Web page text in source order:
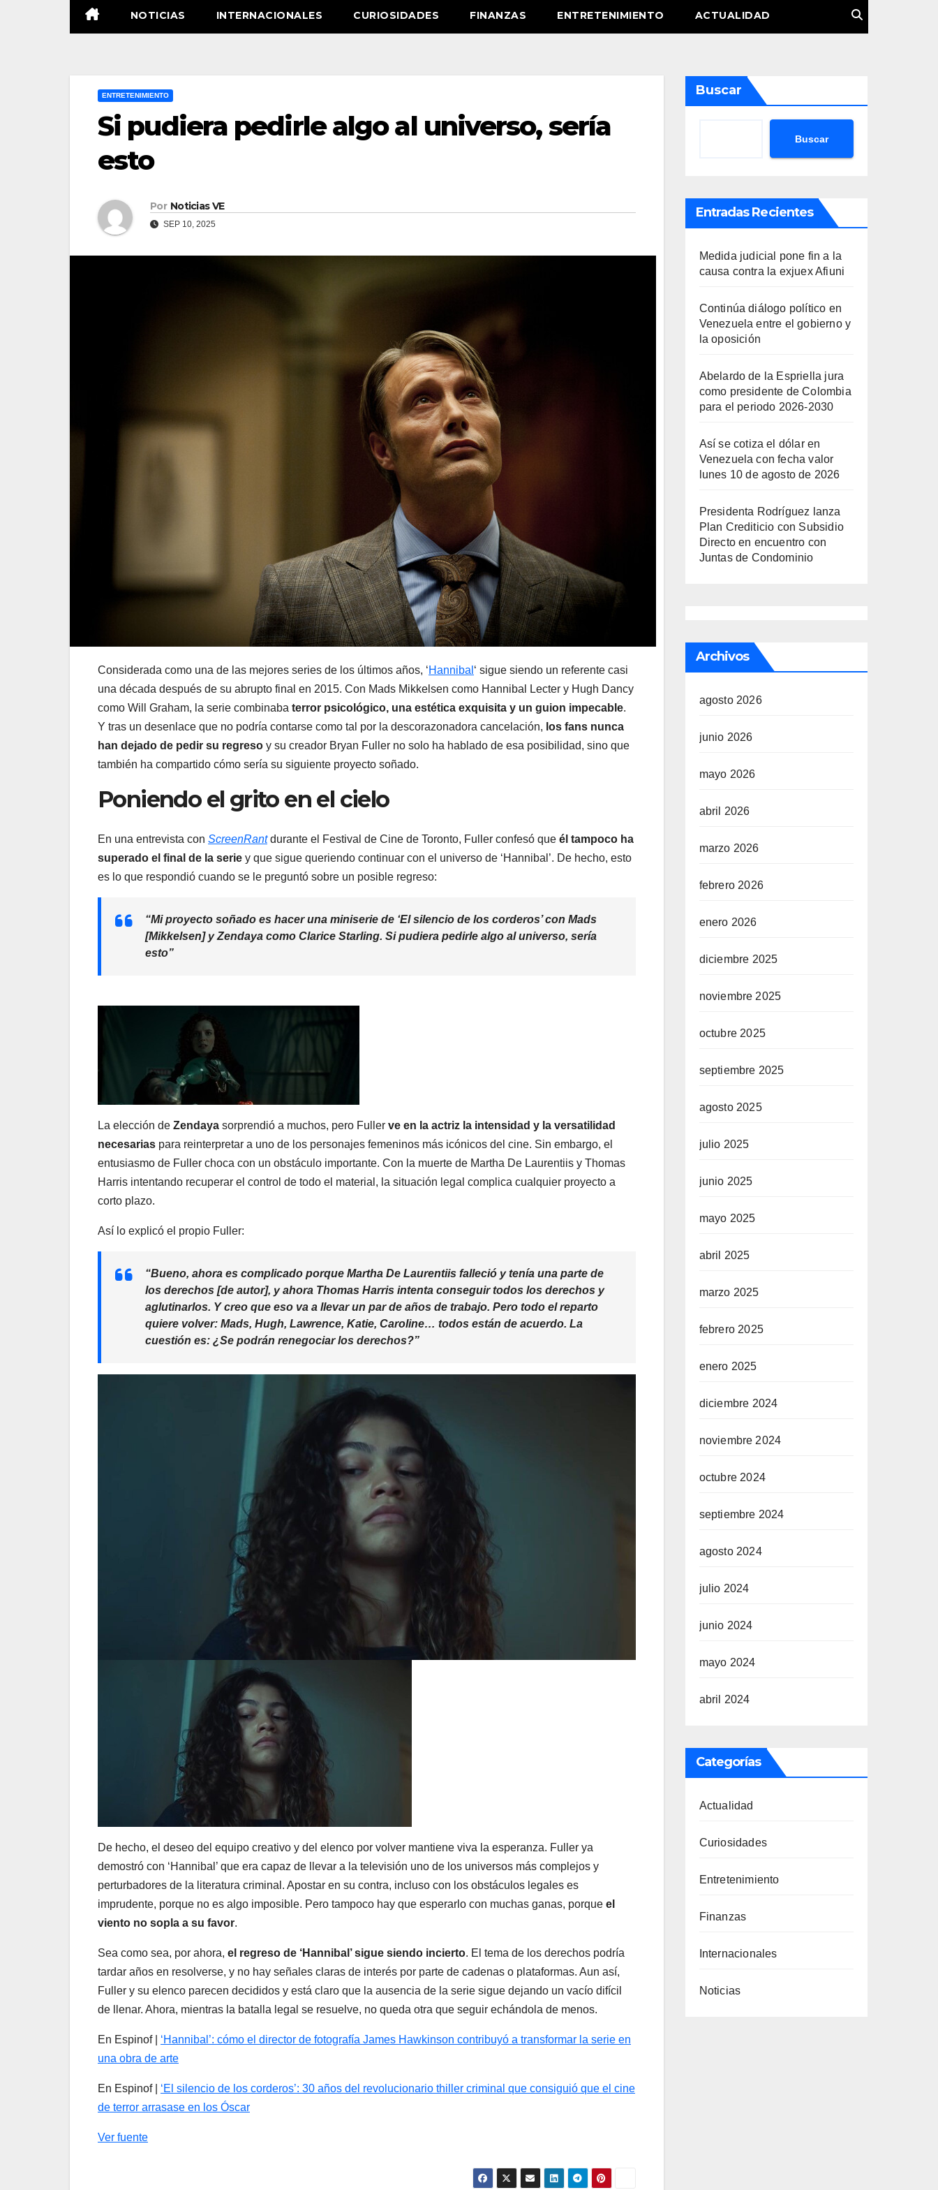
NOTICIAS INTERNACIONALES CURIOSIDADES FINANZAS ENTRETENIMIENTO ACTUALIDAD
ENTRETENIMIENTO
Si pudiera pedirle algo al universo, sería
esto
Por Noticias VE
SEP 10, 2025
Considerada como una de las mejores series de los últimos años, ‘Hannibal ‘ sigue siendo un referente casi
una década después de su abrupto final en 2015. Con Mads Mikkelsen como Hannibal Lecter y Hugh Dancy
como Will Graham, la serie combinaba terror psicológico, una estética exquisita y un guion impecable.
Y tras un desenlace que no podría contarse como tal por la descorazonadora cancelación, los fans nunca
han dejado de pedir su regreso y su creador Bryan Fuller no solo ha hablado de esa posibilidad, sino que
también ha compartido cómo sería su siguiente proyecto soñado.
Poniendo el grito en el cielo
En una entrevista con ScreenRantdurante el Festival de Cine de Toronto, Fuller confesó que él tampoco ha
superado el final de la serie y que sigue queriendo continuar con el universo de ‘Hannibal’. De hecho, esto
es lo que respondió cuando se le preguntó sobre un posible regreso:
“Mi proyecto soñado es hacer una miniserie de ‘El silencio de los corderos’con Mads
[Mikkelsen] y Zendaya como Clarice Starling. Si pudiera pedirle algo al universo, sería
esto”
La elección de Zendaya sorprendió a muchos, pero Fuller ve en la actriz la intensidad y la versatilidad
necesarias para reinterpretar a uno de los personajes femeninos más icónicos del cine. Sin embargo, el
entusiasmo de Fuller choca con un obstáculo importante. Con la muerte de Martha De Laurentiis y Thomas
Harris intentando recuperar el control de todo el material, la situación legal complica cualquier proyecto a
corto plazo.
Así lo explicó el propio Fuller:
“Bueno, ahora es complicado porque Martha De Laurentiis falleció y tenía una parte de
los derechos [de autor], y ahora Thomas Harris intenta conseguir todos los derechos y
aglutinarlos. Y creo que eso va a llevar un par de años de trabajo. Pero todo el reparto
quiere volver: Mads, Hugh, Lawrence, Katie, Caroline… todos están de acuerdo. La
cuestión es: ¿Se podrán renegociar los derechos?”
De hecho, el deseo del equipo creativo y del elenco por volver mantiene viva la esperanza. Fuller ya
demostró con ‘Hannibal’ que era capaz de llevar a la televisión uno de los universos más complejos y
perturbadores de la literatura criminal. Apostar en su contra, incluso con los obstáculos legales es
imprudente, porque no es algo imposible. Pero tampoco hay que esperarlo con muchas ganas, porque el
viento no sopla a su favor.
Sea como sea, por ahora, el regreso de ‘Hannibal’ sigue siendo incierto. El tema de los derechos podría
tardar años en resolverse, y no hay señales claras de interés por parte de cadenas o plataformas. Aun así,
Fuller y su elenco parecen decididos y está claro que la ausencia de la serie sigue dejando un vacío difícil
de llenar. Ahora, mientras la batalla legal se resuelve, no queda otra que seguir echándola de menos.
En Espinof | ‘Hannibal’: cómo el director de fotografía James Hawkinson contribuyó a transformar la serie en
una obra de arte
En Espinof | ‘El silencio de los corderos’: 30 años del revolucionario thiller criminal que consiguió que el cine
de terror arrasase en los Óscar
Ver fuente
Buscar
Buscar
Entradas Recientes
Medida judicial pone fin a la
causa contra la exjuex Afiuni
Continúa diálogo político en
Venezuela entre el gobierno y
la oposición
Abelardo de la Espriella jura
como presidente de Colombia
para el periodo 2026-2030
Así se cotiza el dólar en
Venezuela con fecha valor
lunes 10 de agosto de 2026
Presidenta Rodríguez lanza
Plan Crediticio con Subsidio
Directo en encuentro con
Juntas de Condominio
Archivos
agosto 2026
junio 2026
mayo 2026
abril 2026
marzo 2026
febrero 2026
enero 2026
diciembre 2025
noviembre 2025
octubre 2025
septiembre 2025
agosto 2025
julio 2025
junio 2025
mayo 2025
abril 2025
marzo 2025
febrero 2025
enero 2025
diciembre 2024
noviembre 2024
octubre 2024
septiembre 2024
agosto 2024
julio 2024
junio 2024
mayo 2024
abril 2024
Categorías
Actualidad
Curiosidades
Entretenimiento
Finanzas
Internacionales
Noticias